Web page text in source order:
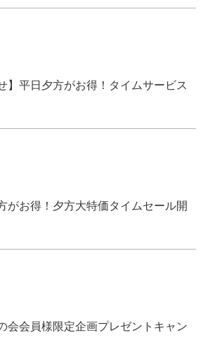
】平日夕方がお得！タイムサービス
がお得！夕方大特価タイムセール開
会会員様限定企画プレゼントキャン